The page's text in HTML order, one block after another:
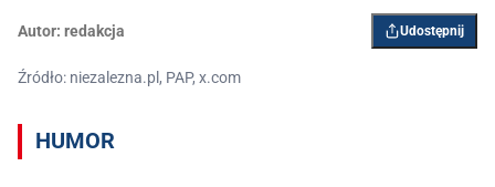
Autor: redakcja Udostępnij
Źródło: niezalezna.pl, PAP, x.com
HUMOR